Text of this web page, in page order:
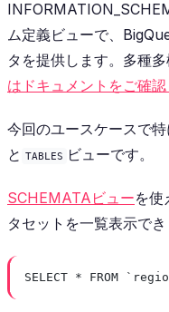
ム定義ビューで、
タを提供します。多種
はドキュメントをご確
今回のユースケースで特
と TABLES ビューです。
SCHEMATAビューを使
タセットを一覧表示で
SELECT * FROM